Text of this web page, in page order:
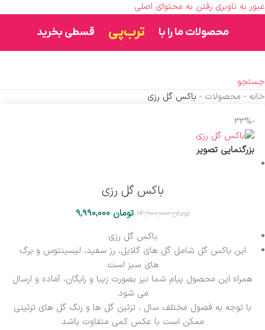
عبور به ناوبری رفتن به محتوای اصلی
محصولات ما را با
ترب‌پی قسطی بخرید
جستجو
خانه - محصولات - باکس گل رزی
-33%
بزرگنمایی تصویر
باکس گل رزی
تومان14,900,000 تومان
باکس گل رزی
این باکس گل شامل گل های گلایل، رز سفید، لیسینتوس و برگ
های سبز است.
همراه این محصول پیام شما نیز بصورت زیبا و رایگان، آماده و ارسال
می شود.
با توجه به فصول مختلف سال ، تزئین گل ها و رنگ گل های تزئینی
ممکن است با عکس کمی متفاوت باشد